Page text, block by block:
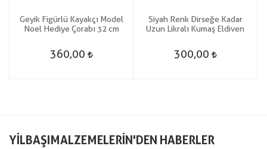
Geyik Figürlü Kayakçı Model
Noel Hediye Çorabı 32 cm
360,00
Siyah Renk Dirseğe Kadar
Uzun Likralı Kumaş Eldiven
300,00
YILBAŞIMALZEMELERIN'DEN HABERLER